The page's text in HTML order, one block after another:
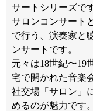
サートシリーズで
サロンコンサート
で行う、演奏家と
ンサートです。
元々は18世紀〜19
宅で開かれた音楽
社交場「サロン」
めるのが魅力です。